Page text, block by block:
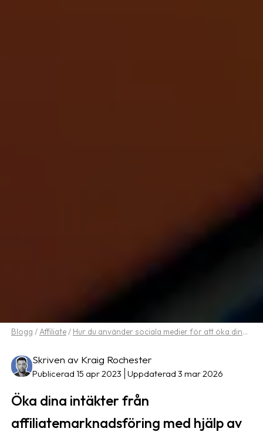
Blogg /Affiliate/ Hur du använder sociala medier för att öka dina intäkter från affiliatemarknadsföring
Skriven av Kraig Rochester
Publicerad 15 apr 2023 Uppdaterad 3 mar 2026
Öka dina intäkter från
affiliatemarknadsföring med hjälp av